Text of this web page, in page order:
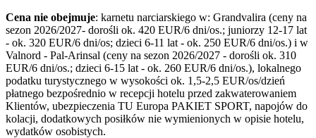
Cena nie obejmuje: karnetu narciarskiego w: Grandvalira (ceny na
sezon 2026/2027- dorośli ok. 420 EUR/6 dni/os.; juniorzy 12-17 lat
- ok. 320 EUR/6 dni/os; dzieci 6-11 lat - ok. 250 EUR/6 dni/os.) i w
Valnord - Pal-Arinsal (ceny na sezon 2026/2027 - dorośli ok. 310
EUR/6 dni/os.; dzieci 6-15 lat - ok. 260 EUR/6 dni/os.), lokalnego
podatku turystycznego w wysokości ok. 1,5-2,5 EUR/os/dzień
płatnego bezpośrednio w recepcji hotelu przed zakwaterowaniem
Klientów, ubezpieczenia TU Europa PAKIET SPORT, napojów do
kolacji, dodatkowych posiłków nie wymienionych w opisie hotelu,
wydatków osobistych.